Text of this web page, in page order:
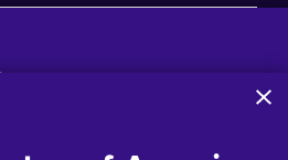
ยวกับผู้ใช้เว็บไซต์นี้ เราใช้ข้อมูลนี้เพื่อ
พื่อปรับแต่งโฆษณา